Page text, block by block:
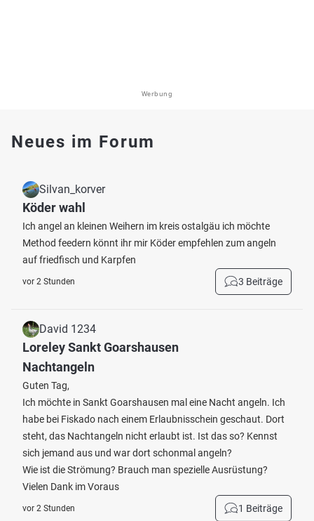
Werbung
Neues im Forum
Silvan_korver
Köder wahl
Ich angel an kleinen Weihern im kreis ostalgäu ich möchte
Method feedern könnt ihr mir Köder empfehlen zum angeln
auf friedfisch und Karpfen
vor 2 Stunden 3 Beiträge
David 1234
Loreley Sankt Goarshausen
Nachtangeln
Guten Tag,
Ich möchte in Sankt Goarshausen mal eine Nacht angeln. Ich
habe bei Fiskado nach einem Erlaubnisschein geschaut. Dort
steht, das Nachtangeln nicht erlaubt ist. Ist das so? Kennst
sich jemand aus und war dort schonmal angeln?
Wie ist die Strömung? Brauch man spezielle Ausrüstung?
Vielen Dank im Voraus
vor 2 Stunden 1 Beiträge